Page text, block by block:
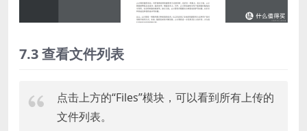
7.3 查看文件列表
点击上方的“Files”模块，可以看到所有上传的
文件列表。